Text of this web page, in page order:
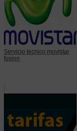
Servicio tecnico movistar
fusion